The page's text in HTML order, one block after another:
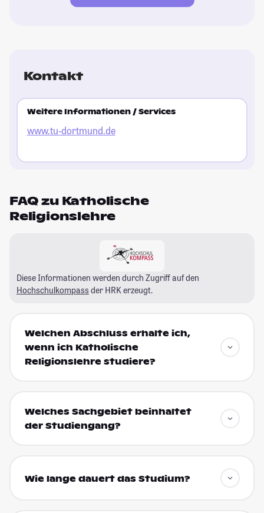
Kontakt
Weitere Informationen / Services
www.tu-dortmund.de
FAQ zu Katholische
Religionslehre
Diese Informationen werden durch Zugriff auf den
Hochschulkompass der HRK erzeugt.
Welchen Abschluss erhalte ich,
wenn ich Katholische
Religionslehre studiere?
Welches Sachgebiet beinhaltet
der Studiengang?
Wie lange dauert das Studium?